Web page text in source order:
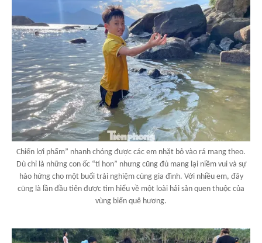
Chiến lợi phẩm” nhanh chóng được các em nhặt bỏ vào rá mang theo.
Dù chỉ là những con ốc “tí hon” nhưng cũng đủ mang lại niềm vui và sự
hào hứng cho một buổi trải nghiệm cùng gia đình. Với nhiều em, đây
cũng là lần đầu tiên được tìm hiểu về một loài hải sản quen thuộc của
vùng biển quê hương.